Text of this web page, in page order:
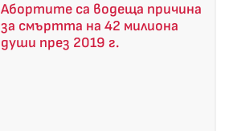
Абортите са водеща причина
за смъртта на 42 милиона
души през 2019 г.